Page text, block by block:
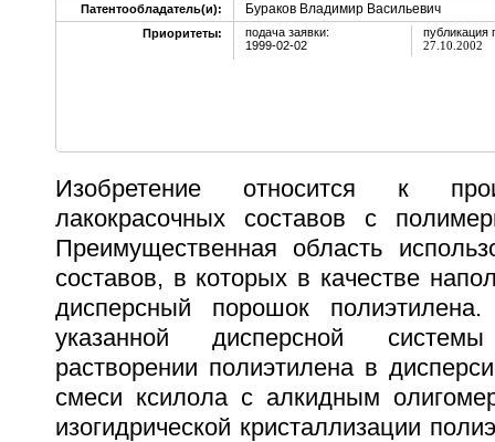
Патентообладатель(и):
Бураков Владимир Васильевич
Приоритеты:
подача заявки:
1999-02-02
публикация
27.10.2002
Изобретение относится к
лакокрасочных составов с
Преимущественная область
составов, в которых в качестве
дисперсный порошок
указанной дисперсной
растворении полиэтилена в
смеси ксилола с алкидным
изогидрической кристаллизации